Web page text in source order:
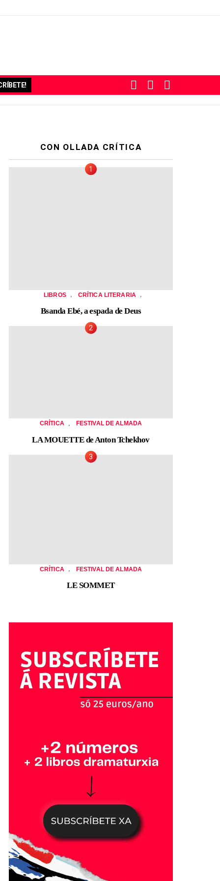
SWITCH
SKIN
BUSCAR
CON OLLADA CRÍTICA
LIBROS , CRÍTICA LITERARIA ,
Bsanda Ebé, a espada de Deus
CRÍTICA FESTIVAL DE ALMADA
LA MOUETTE de Anton Tchekhov
CRÍTICA FESTIVAL DE ALMADA
LE SOMMET